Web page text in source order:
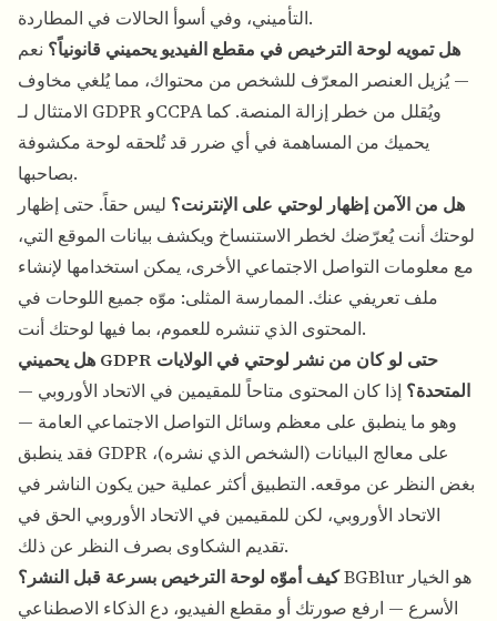
التأميني، وفي أسوأ الحالات في المطاردة.
هل تمويه لوحة الترخيص في مقطع الفيديو يحميني قانونياً؟ نعم
— يُزيل العنصر المعرّف للشخص من محتواك، مما يُلغي مخاوف
الامتثال لـ GDPR وCCPA ويُقلل من خطر إزالة المنصة. كما
يحميك من المساهمة في أي ضرر قد تُلحقه لوحة مكشوفة
بصاحبها.
هل من الآمن إظهار لوحتي على الإنترنت؟ ليس حقاً. حتى إظهار
لوحتك أنت يُعرّضك لخطر الاستنساخ ويكشف بيانات الموقع التي،
مع معلومات التواصل الاجتماعي الأخرى، يمكن استخدامها لإنشاء
ملف تعريفي عنك. الممارسة المثلى: موّه جميع اللوحات في
المحتوى الذي تنشره للعموم، بما فيها لوحتك أنت.
هل يحميني GDPR حتى لو كان من نشر لوحتي في الولايات
المتحدة؟ إذا كان المحتوى متاحاً للمقيمين في الاتحاد الأوروبي —
وهو ما ينطبق على معظم وسائل التواصل الاجتماعي العامة —
فقد ينطبق GDPR على معالج البيانات (الشخص الذي نشره)،
بغض النظر عن موقعه. التطبيق أكثر عملية حين يكون الناشر في
الاتحاد الأوروبي، لكن للمقيمين في الاتحاد الأوروبي الحق في
تقديم الشكاوى بصرف النظر عن ذلك.
كيف أموّه لوحة الترخيص بسرعة قبل النشر؟BGBlur
الأسرع — ارفع صورتك أو مقطع الفيديو، دع الذكاء الاصطناعي